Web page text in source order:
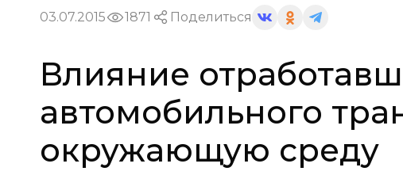
03.07.2015 1871 Поделиться
Влияние
автомобильного
окружающую среду